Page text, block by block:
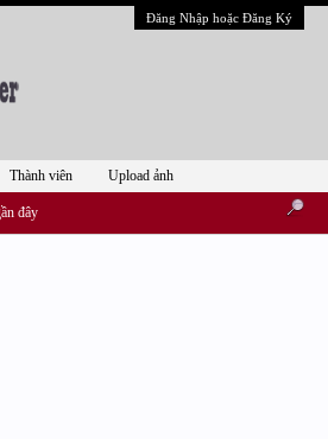
Đăng Nhập hoặc Đăng Ký
đây
Thành viên Upload ảnh